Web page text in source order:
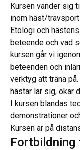
Kursen vänder sig
inom häst/
Etologi och
beteende och vad
kursen går vi
beteenden och
verktyg att träna
hästar lär sig, ökar
I kursen blandas
demonstrationer
Kursen är på
Fortbildning